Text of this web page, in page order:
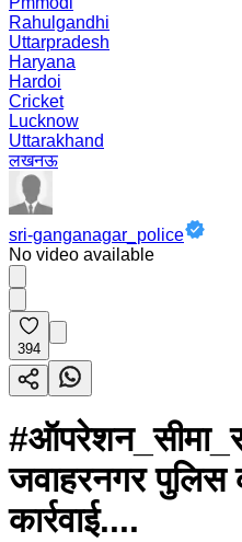
Rahulgandhi
Uttarpradesh
Haryana
Hardoi
Cricket
Lucknow
Uttarakhand
लखनऊ
sri-ganganagar_police
No video available
394
जवाहरनगर पुलिस
कार्रवाई....